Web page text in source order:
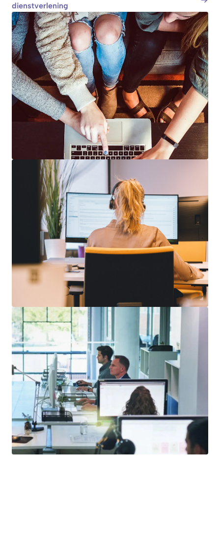
dienstverlening